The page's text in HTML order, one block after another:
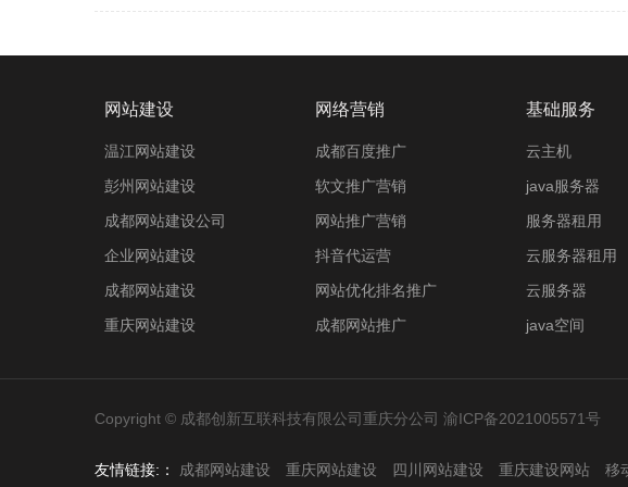
网站建设
温江网站建设
彭州网站建设
成都网站建设公司
企业网站建设
成都网站建设
重庆网站建设
网络营销
成都百度推广
软文推广营销
网站推广营销
抖音代运营
网站优化排名推广
成都网站推广
基础服务
云主机
java服务器
服务器租用
云服务器租用
云服务器
java空间
Copyright © 成都创新互联科技有限公司重庆分公司 渝ICP备2021005571号
友情链接:： 成都网站建设 重庆网站建设 四川网站建设 重庆建设网站 移